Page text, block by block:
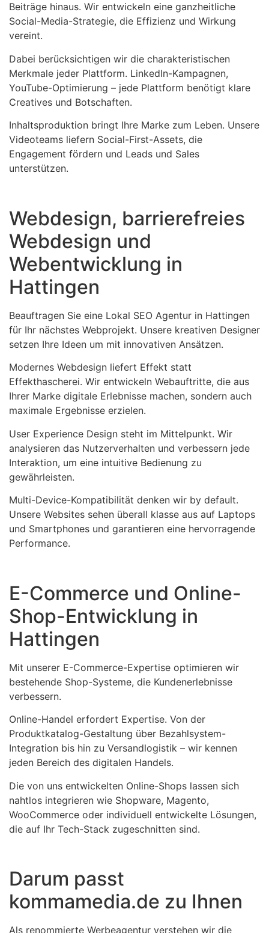
Beiträge hinaus. Wir entwickeln eine ganzheitliche
Social-Media-Strategie, die Effizienz und Wirkung
vereint.
Dabei berücksichtigen wir die charakteristischen
Merkmale jeder Plattform. LinkedIn-Kampagnen,
YouTube-Optimierung – jede Plattform benötigt klare
Creatives und Botschaften.
Inhaltsproduktion bringt Ihre Marke zum Leben. Unsere
Videoteams liefern Social-First-Assets, die
Engagement fördern und Leads und Sales
unterstützen.
Webdesign, barrierefreies
Webdesign und
Webentwicklung in
Hattingen
Beauftragen Sie eine Lokal SEO Agentur in Hattingen
für Ihr nächstes Webprojekt. Unsere kreativen Designer
setzen Ihre Ideen um mit innovativen Ansätzen.
Modernes Webdesign liefert Effekt statt
Effekthascherei. Wir entwickeln Webauftritte, die aus
Ihrer Marke digitale Erlebnisse machen, sondern auch
maximale Ergebnisse erzielen.
User Experience Design steht im Mittelpunkt. Wir
analysieren das Nutzerverhalten und verbessern jede
Interaktion, um eine intuitive Bedienung zu
gewährleisten.
Multi-Device-Kompatibilität denken wir by default.
Unsere Websites sehen überall klasse aus auf Laptops
und Smartphones und garantieren eine hervorragende
Performance.
E-Commerce und Online-
Shop-Entwicklung in
Hattingen
Mit unserer E-Commerce-Expertise optimieren wir
bestehende Shop-Systeme, die Kundenerlebnisse
verbessern.
Online-Handel erfordert Expertise. Von der
Produktkatalog-Gestaltung über Bezahlsystem-
Integration bis hin zu Versandlogistik – wir kennen
jeden Bereich des digitalen Handels.
Die von uns entwickelten Online-Shops lassen sich
nahtlos integrieren wie Shopware, Magento,
WooCommerce oder individuell entwickelte Lösungen,
die auf Ihr Tech-Stack zugeschnitten sind.
Darum passt
kommamedia.de zu Ihnen
Als renommierte Werbeagentur verstehen wir die